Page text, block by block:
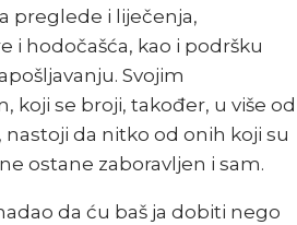
preglede i liječenja,
i hodočašća, kao i podršku
Svojim
koji se broji, također, u više od
da nitko od onih koji su
ostane zaboravljen i sam.
da ću baš ja dobiti nego